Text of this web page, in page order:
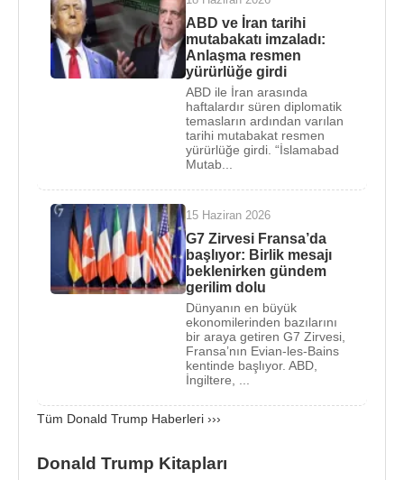
Grand Hyatt Oteliçok kısa bir süredeNew York
belli başlı adresi haline geldi.
Bunun ardından başka yatırımlar gelince
York'u yenileyen adam"olarak ün saldı.1983
yılında çok sayıda mağazayı barındıran “Trump
” adlı bina onun için prestij projesi oldu.
”i
satın aldı.
Donald Trump, kendi havayolları şirketini
kurabilmek amacıyla iflas halindeki Eastern Airlines
havayollarının uçak filosunu (37 adet Boeing 727'yi
350 milyon dolara) satın aldı.
New Jersey, Adantic City'de “Tac
Mahal” adında Otel-Casino inşa ettirerek
dolar olarak bilinmekte idi.
milyon dolar tazminat ödedi.
ABD ve İran tarihi
mutabakatı imzaladı:
Anlaşma resmen
yürürlüğe girdi
ABD ile İran arasında
haftalardır süren diplomatik
temasların ardından varılan
tarihi mutabakat resmen
yürürlüğe girdi. “İslamabad
Mutab...
15 Haziran 2026
G7 Zirvesi Fransa’da
başlıyor: Birlik mesajı
beklenirken gündem
gerilim dolu
Dünyanın en büyük
ekonomilerinden bazılarını
bir araya getiren G7 Zirvesi,
Fransa’nın Evian-les-Bains
kentinde başlıyor. ABD,
İngiltere, ...
Tüm Donald Trump Haberleri ›››
Donald Trump Kitapları